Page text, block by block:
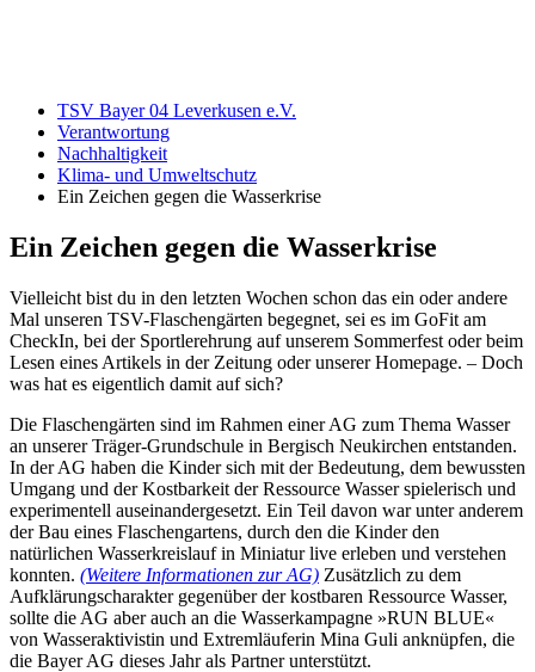
TSV Bayer 04 Leverkusen e.V.
Verantwortung
Nachhaltigkeit
Klima- und Umweltschutz
Ein Zeichen gegen die Wasserkrise
Ein Zeichen gegen die Wasserkrise
Vielleicht bist du in den letzten Wochen schon das ein oder andere
Mal unseren TSV-Flaschengärten begegnet, sei es im GoFit am
CheckIn, bei der Sportlerehrung auf unserem Sommerfest oder beim
Lesen eines Artikels in der Zeitung oder unserer Homepage. – Doch
was hat es eigentlich damit auf sich?
Die Flaschengärten sind im Rahmen einer AG zum Thema Wasser
an unserer Träger-Grundschule in Bergisch Neukirchen entstanden.
In der AG haben die Kinder sich mit der Bedeutung, dem bewussten
Umgang und der Kostbarkeit der Ressource Wasser spielerisch und
experimentell auseinandergesetzt. Ein Teil davon war unter anderem
der Bau eines Flaschengartens, durch den die Kinder den
natürlichen Wasserkreislauf in Miniatur live erleben und verstehen
konnten. (Weitere Informationen zur AG) Zusätzlich zu dem
Aufklärungscharakter gegenüber der kostbaren Ressource Wasser,
sollte die AG aber auch an die Wasserkampagne »RUN BLUE«
von Wasseraktivistin und Extremläuferin Mina Guli anknüpfen, die
die Bayer AG dieses Jahr als Partner unterstützt.